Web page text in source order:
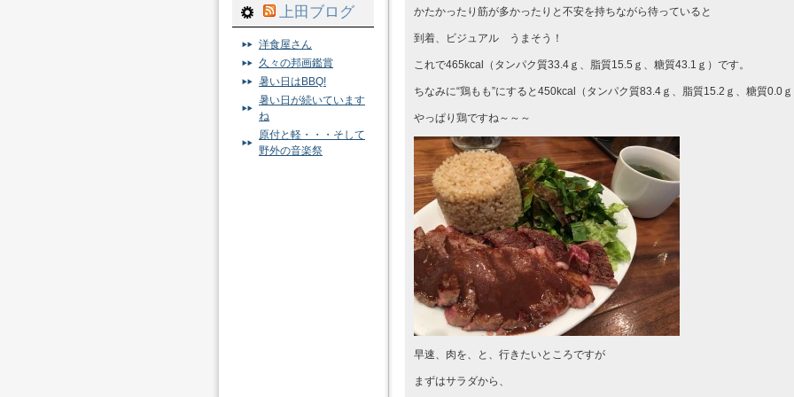
かたかったり筋が多かったりと不安を持ちながら待っていると
到着、ビジュアル うまそう！
これで465kcal（タンパク質33.4ｇ、脂質15.5ｇ、糖質43.1ｇ）です。
ちなみに“鶏もも”にすると450kcal（タンパク質83.4ｇ、脂質15.2ｇ、糖質0.0ｇ
やっぱり鶏ですね～～～
早速、肉を、と、行きたいところですが
まずはサラダから、
上田ブログ
洋食屋さん
久々の邦画鑑賞
暑い日はBBQ!
暑い日が続いています
ね
原付と軽・・・そして
野外の音楽祭